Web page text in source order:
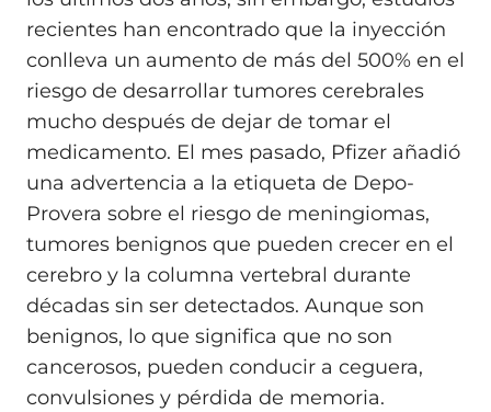
recientes han encontrado que la inyección
conlleva un aumento de más del 500% en el
riesgo de desarrollar tumores cerebrales
mucho después de dejar de tomar el
medicamento. El mes pasado, Pfizer añadió
una advertencia a la etiqueta de Depo-
Provera sobre el riesgo de meningiomas,
tumores benignos que pueden crecer en el
cerebro y la columna vertebral durante
décadas sin ser detectados. Aunque son
benignos, lo que significa que no son
cancerosos, pueden conducir a ceguera,
convulsiones y pérdida de memoria.